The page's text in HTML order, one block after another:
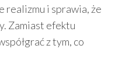
realizmu i sprawia, że
Zamiast efektu
z tym, co